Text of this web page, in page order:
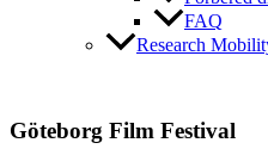
FAQ
Research
Göteborg Film Festival